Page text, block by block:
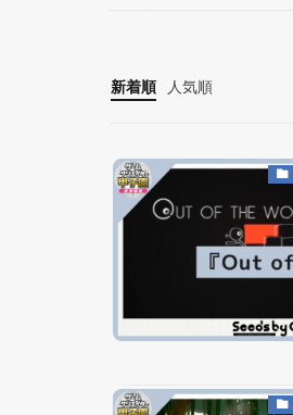
新着順 人気順